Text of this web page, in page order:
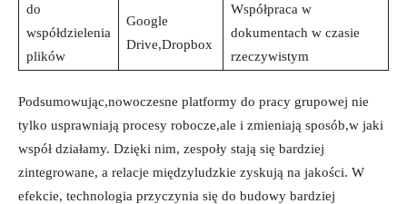
do
współdzielenia‍
plików
Google
Drive,Dropbox
Współpraca w
dokumentach w czasie
rzeczywistym
Podsumowując,nowoczesne platformy do pracy grupowej nie
tylko usprawniają procesy robocze,ale⁣ i zmieniają sposób,w jaki
współ działamy. Dzięki nim, zespoły stają się bardziej
zintegrowane, a relacje międzyludzkie zyskują na jakości. W
efekcie, technologia przyczynia się do budowy ⁢bardziej